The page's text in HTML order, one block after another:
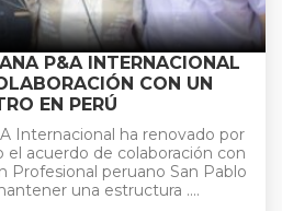
P&A INTERNACIONAL
CON UN
EN PERÚ
Internacional ha renovado por
acuerdo de colaboración con
Profesional peruano San Pablo
una estructura ....